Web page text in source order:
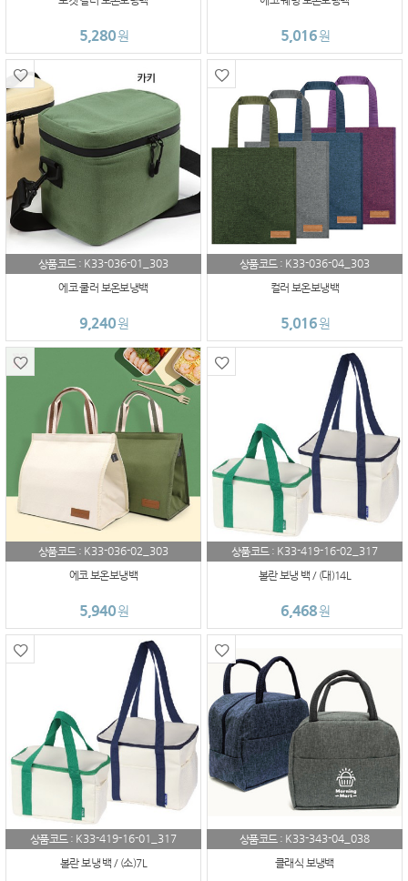
5,280원 5,016원
상품코드 : K33-036-01_303
에코 쿨러 보온보냉백
9,240원
상품코드 : K33-036-04_303
컬러 보온보냉백
5,016원
상품코드 : K33-036-02_303
에코 보온보냉백
5,940원
상품코드 : K33-419-16-02_317
볼란 보냉 백 / (대)14L
6,468원
상품코드 : K33-419-16-01_317
볼란 보냉 백 / (소)7L
상품코드 : K33-343-04_038
클래식 보냉백